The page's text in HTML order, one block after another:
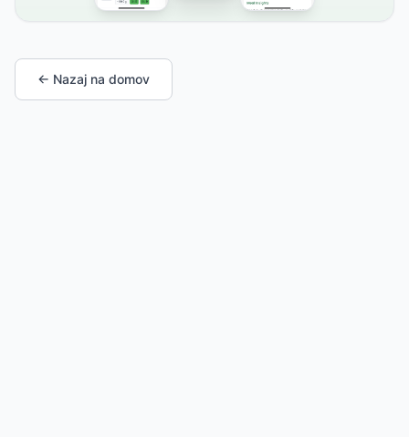
← Nazaj na domov